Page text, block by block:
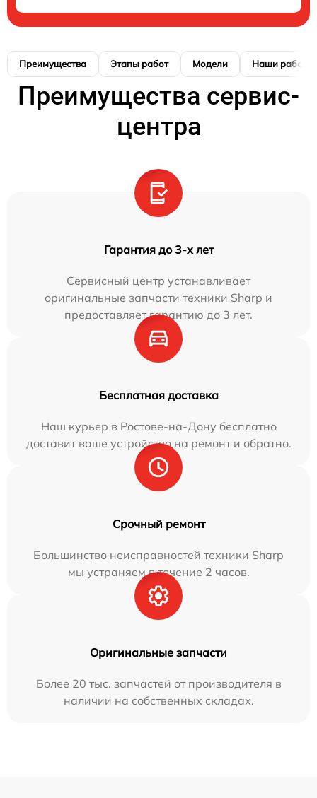
Преимущества Этапы работ Модели Наши работы
Преимущества сервис-
центра
Гарантия до 3-х лет
Сервисный центр устанавливает
оригинальные запчасти техники Sharp и
предоставляет гарантию до 3 лет.
Бесплатная доставка
Наш курьер в Ростове-на-Дону бесплатно
доставит ваше устройство на ремонт и обратно.
Срочный ремонт
Большинство неисправностей техники Sharp
мы устраняем в течение 2 часов.
Оригинальные запчасти
Более 20 тыс. запчастей от производителя в
наличии на собственных складах.